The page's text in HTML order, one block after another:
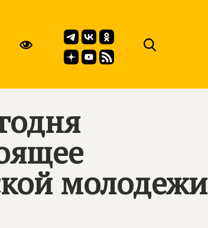
молодежи